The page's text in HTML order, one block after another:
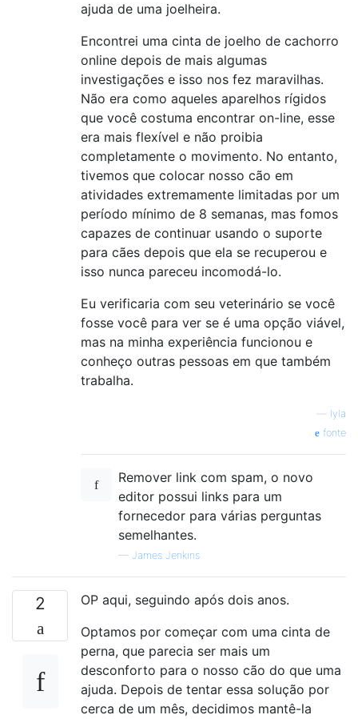
ajuda de uma joelheira.
Encontrei uma cinta de joelho de cachorro
online depois de mais algumas
investigações e isso nos fez maravilhas.
Não era como aqueles aparelhos rígidos
que você costuma encontrar on-line, esse
era mais flexível e não proibia
completamente o movimento. No entanto,
tivemos que colocar nosso cão em
atividades extremamente limitadas por um
período mínimo de 8 semanas, mas fomos
capazes de continuar usando o suporte
para cães depois que ela se recuperou e
isso nunca pareceu incomodá-lo.
Eu verificaria com seu veterinário se você
fosse você para ver se é uma opção viável,
mas na minha experiência funcionou e
conheço outras pessoas em que também
trabalha.
lyla
fonte
Remover link com spam, o novo
editor possui links para um
fornecedor para várias perguntas
semelhantes.
— James Jenkins
2
OP aqui, seguindo após dois anos.
Optamos por começar com uma cinta de
perna, que parecia ser mais um
desconforto para o nosso cão do que uma
ajuda. Depois de tentar essa solução por
cerca de um mês, decidimos mantê-la